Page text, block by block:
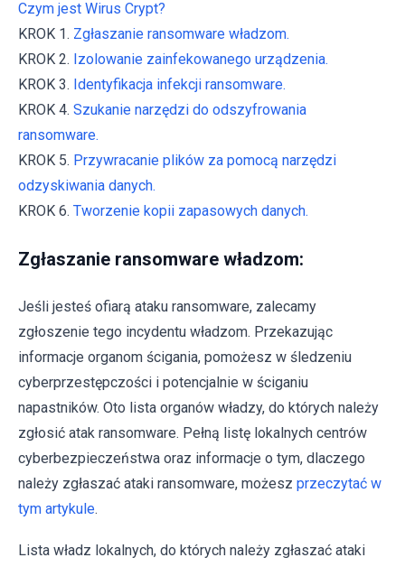
Czym jest Wirus Crypt?
KROK 1. Zgłaszanie ransomware władzom.
KROK 2. Izolowanie zainfekowanego urządzenia.
KROK 3. Identyfikacja infekcji ransomware.
KROK 4. Szukanie narzędzi do odszyfrowania
ransomware.
KROK 5. Przywracanie plików za pomocą narzędzi
odzyskiwania danych.
KROK 6. Tworzenie kopii zapasowych danych.
Zgłaszanie ransomware władzom:
Jeśli jesteś ofiarą ataku ransomware, zalecamy
zgłoszenie tego incydentu władzom. Przekazując
informacje organom ścigania, pomożesz w śledzeniu
cyberprzestępczości i potencjalnie w ściganiu
napastników. Oto lista organów władzy, do których należy
zgłosić atak ransomware. Pełną listę lokalnych centrów
cyberbezpieczeństwa oraz informacje o tym, dlaczego
należy zgłaszać ataki ransomware, możesz przeczytać w
tym artykule.
Lista władz lokalnych, do których należy zgłaszać ataki